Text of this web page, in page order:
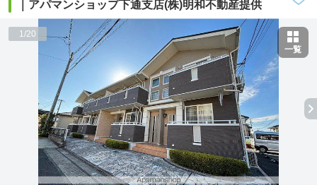
｜アパマンショップ下通支店(株)明和不動産提供
1/20
一覧